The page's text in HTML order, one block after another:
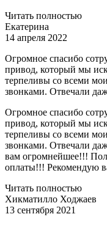
Читать полностью
Екатерина
14 апреля 2022
Огромное спасибо
привод, который мы
терпеливы со всеми
звонками. Отвечали
Огромное спасибо
привод, который мы
терпеливы со всеми
звонками. Отвечали
вам огромнейшее!!!
оплаты!!! Рекомендую
Читать полностью
Хикматилло Ходжаев
13 сентября 2021